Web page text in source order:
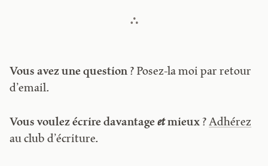
Vous avez une question ? Posez-la moi par retour
d’email.
Vous voulez écrire davantageetmieux ?Adhérez
au club d’écriture.